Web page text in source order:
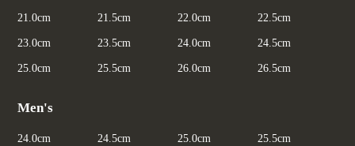
21.0cm 21.5cm 22.0cm 22.5cm
23.0cm 23.5cm 24.0cm 24.5cm
25.0cm 25.5cm 26.0cm 26.5cm
Men's
24.0cm 24.5cm 25.0cm 25.5cm